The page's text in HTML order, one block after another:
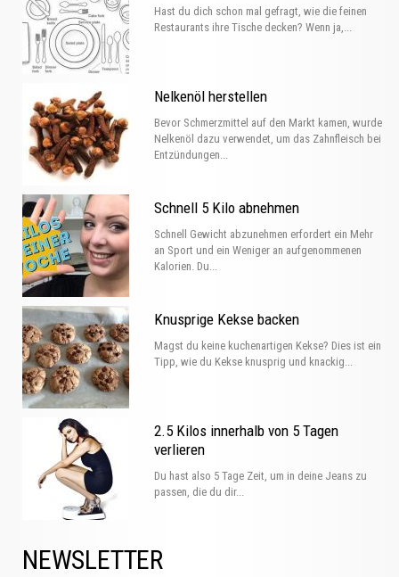
Hast du dich schon mal gefragt, wie die feinen
Restaurants ihre Tische decken? Wenn ja,...
Nelkenöl herstellen
Bevor Schmerzmittel auf den Markt kamen, wurde
Nelkenöl dazu verwendet, um das Zahnfleisch bei
Entzündungen...
Schnell 5 Kilo abnehmen
Schnell Gewicht abzunehmen erfordert ein Mehr
an Sport und ein Weniger an aufgenommenen
Kalorien. Du...
Knusprige Kekse backen
Magst du keine kuchenartigen Kekse? Dies ist ein
Tipp, wie du Kekse knusprig und knackig...
2.5 Kilos innerhalb von 5 Tagen
verlieren
Du hast also 5 Tage Zeit, um in deine Jeans zu
passen, die du dir...
NEWSLETTER